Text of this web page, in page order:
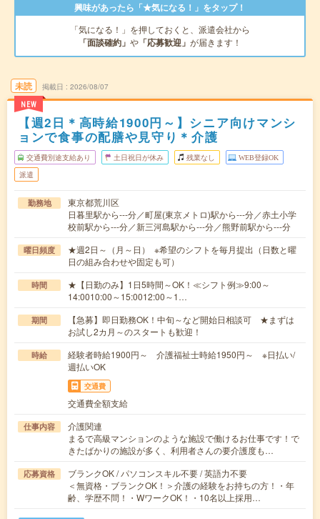
興味があったら「★気になる！」をタップ！
「気になる！」を押しておくと、派遣会社から
「面談確約」 や 「応募歓迎」 が届きます！
未読
NEW
掲載日 2026/08/07
【週2日＊高時給1900円～】シニア向けマンシ
ョンで食事の配膳や見守り＊介護
交通費別途支給あり 土日祝日が休み 残業なし WEB登録OK
派遣
勤務地
東京都荒川区
日暮里駅から---分／町屋(東京メトロ)駅から---分／赤土小学
校前駅から---分／新三河島駅から---分／熊野前駅から---分
曜日頻度
★週2日～（月～日） ※希望のシフトを毎月提出（日数と曜
日の組み合わせや固定も可）
時間
★【日勤のみ】1日5時間～OK！≪シフト例≫9:00～
14:0010:00～15:0012:00～1…
期間
【急募】即日勤務OK！中旬～など開始日相談可 ★まずは
お試し2カ月～のスタートも歓迎！
時給
経験者時給1900円～ 介護福祉士時給1950円～ ※日払い/
週払いOK
交通費
交通費全額支給
仕事内容
介護関連
まるで高級マンションのような施設で働けるお仕事です！で
きたばかりの施設が多く、利用者さんの要介護度も…
応募資格
ブランクOK / パソコンスキル不要 / 英語力不要
＜無資格・ブランクOK！＞介護の経験をお持ちの方！・年
齢、学歴不問！・WワークOK！・10名以上採用…